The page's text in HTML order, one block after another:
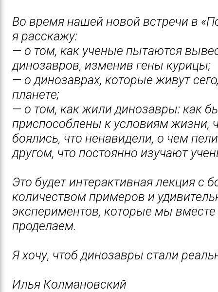
Во время нашей новой встречи в
я расскажу:
— о том, как ученые пытаются
динозавров, изменив гены курицы;
— о динозаврах, которые живут
планете;
— о том, как жили динозавры: как
приспособлены к условиям жизни,
боялись, что ненавидели, о чем
другом, что постоянно изучают
Это будет интерактивная лекция с
количеством примеров и
экспериментов, которые мы вместе
проделаем.
Я хочу, чтоб динозавры стали
Илья Колмановский